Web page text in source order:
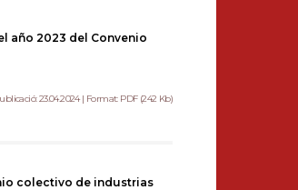
año 2023 del Convenio
23.04.2024 | Format: PDF (242 Kb)
colectivo de industrias